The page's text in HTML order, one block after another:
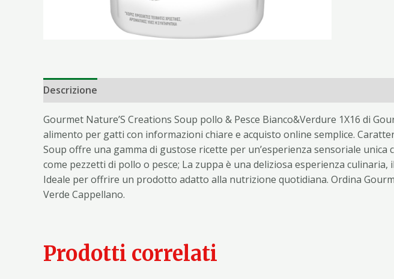
Descrizione
Gourmet Nature’S Creations Soup pollo & Pesce Bianco&Verdure 1X16 di
alimento per gatti con informazioni chiare e acquisto online semplice.
Soup offre una gamma di gustose ricette per un’esperienza sensoriale
come pezzetti di pollo o pesce; La zuppa è una deliziosa esperienza
Ideale per offrire un prodotto adatto alla nutrizione quotidiana. Ordina
Verde Cappellano.
Prodotti correlati